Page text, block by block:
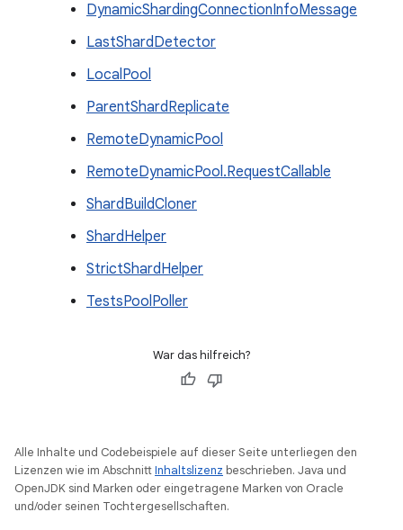
DynamicShardingConnectionInfoMessage
LastShardDetector
LocalPool
ParentShardReplicate
RemoteDynamicPool
RemoteDynamicPool.RequestCallable
ShardBuildCloner
ShardHelper
StrictShardHelper
TestsPoolPoller
War das hilfreich?
Alle Inhalte und Codebeispiele auf dieser Seite unterliegen den
Lizenzen wie im AbschnittInhaltslizenz beschrieben. Java und
OpenJDK sind Marken oder eingetragene Marken von Oracle
und/oder seinen Tochtergesellschaften.